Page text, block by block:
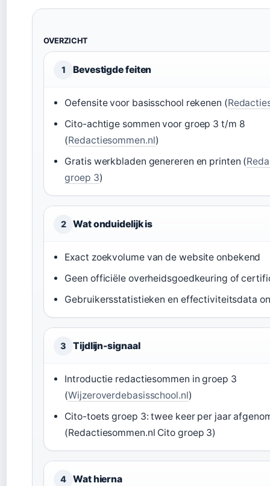
OVERZICHT
1 Bevestigde feiten
Oefensite voor basisschool rekenen (
Cito-achtige sommen voor groep 3 t/m 8
(Redactiesommen.nl)
Gratis werkbladen genereren en printen (
groep 3)
2 Wat onduidelijk is
Exact zoekvolume van de website onbekend
Geen officiële overheidsgoedkeuring of
Gebruikersstatistieken en effectiviteitsdata
3 Tijdlijn-signaal
Introductie redactiesommen in groep 3
(Wijzeroverdebasisschool.nl)
Cito-toets groep 3: twee keer per jaar
(Redactiesommen.nl Cito groep 3)
4 Wat hierna